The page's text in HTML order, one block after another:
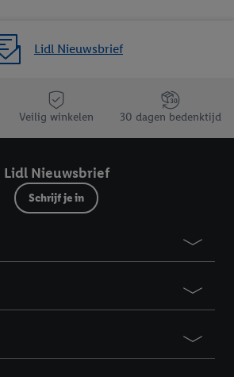
Lidl Nieuwsbrief
als Lidl webshop klant
Veilig winkelen 30 dagen bedenktijd
Lidl Nieuwsbrief
Schrijf je in